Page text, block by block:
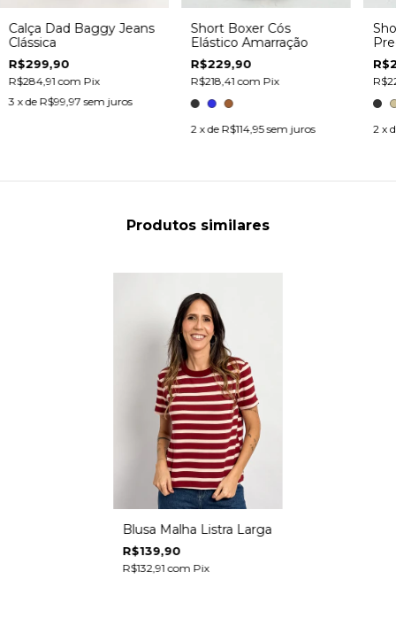
Calça Dad Baggy Jeans
Clássica
R$299,90
R$284,91com Pix
3 x de R$99,97 sem juros
Short Boxer Cós
Elástico Amarração
R$229,90
R$218,41com Pix
2 x de R$114,95 sem juros 2 x
Produtos similares
Blusa Malha Listra Larga
R$139,90
R$132,91com Pix